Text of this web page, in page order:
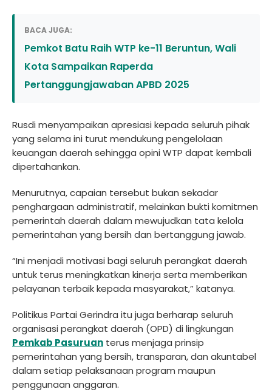
BACA JUGA:
Pemkot Batu Raih WTP ke-11 Beruntun, Wali
Kota Sampaikan Raperda
Pertanggungjawaban APBD 2025
Rusdi menyampaikan apresiasi kepada seluruh pihak
yang selama ini turut mendukung pengelolaan
keuangan daerah sehingga opini WTP dapat kembali
dipertahankan.
Menurutnya, capaian tersebut bukan sekadar
penghargaan administratif, melainkan bukti komitmen
pemerintah daerah dalam mewujudkan tata kelola
pemerintahan yang bersih dan bertanggung jawab.
“Ini menjadi motivasi bagi seluruh perangkat daerah
untuk terus meningkatkan kinerja serta memberikan
pelayanan terbaik kepada masyarakat,” katanya.
Politikus Partai Gerindra itu juga berharap seluruh
organisasi perangkat daerah (OPD) di lingkungan
Pemkab Pasuruan terus menjaga prinsip
pemerintahan yang bersih, transparan, dan akuntabel
dalam setiap pelaksanaan program maupun
penggunaan anggaran.